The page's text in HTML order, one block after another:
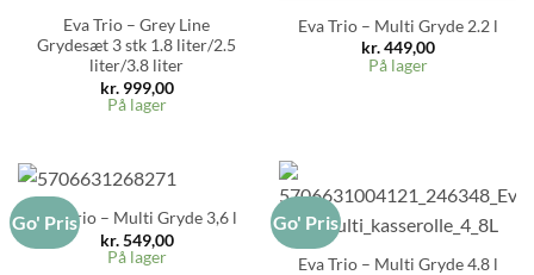
Eva Trio – Grey Line
Grydesæt 3 stk 1.8 liter/2.5
liter/3.8 liter
kr.999,00
På lager
Eva Trio – Multi Gryde 2.2 l
kr.449,00
På lager
Go' Pris
Eva Trio – Multi Gryde 3,6 l
kr.549,00
På lager
Go' Pris
Eva Trio – Multi Gryde 4.8 l